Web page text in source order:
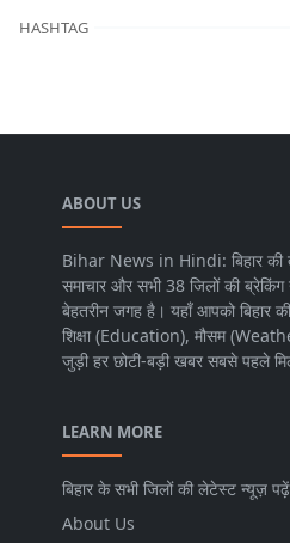
HASHTAG
ABOUT US
Bihar News in Hindi: बिहार
समाचार और सभी 38 जिलों की
बेहतरीन जगह है। यहाँ आपको बिहार
शिक्षा (Education), मौसम
जुड़ी हर छोटी-बड़ी खबर सबसे पहले
LEARN MORE
बिहार के सभी जिलों की लेटेस्ट न्यूज़ पढ़ें
About Us